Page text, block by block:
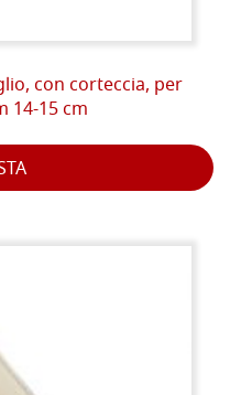
con corteccia, per
14-15 cm